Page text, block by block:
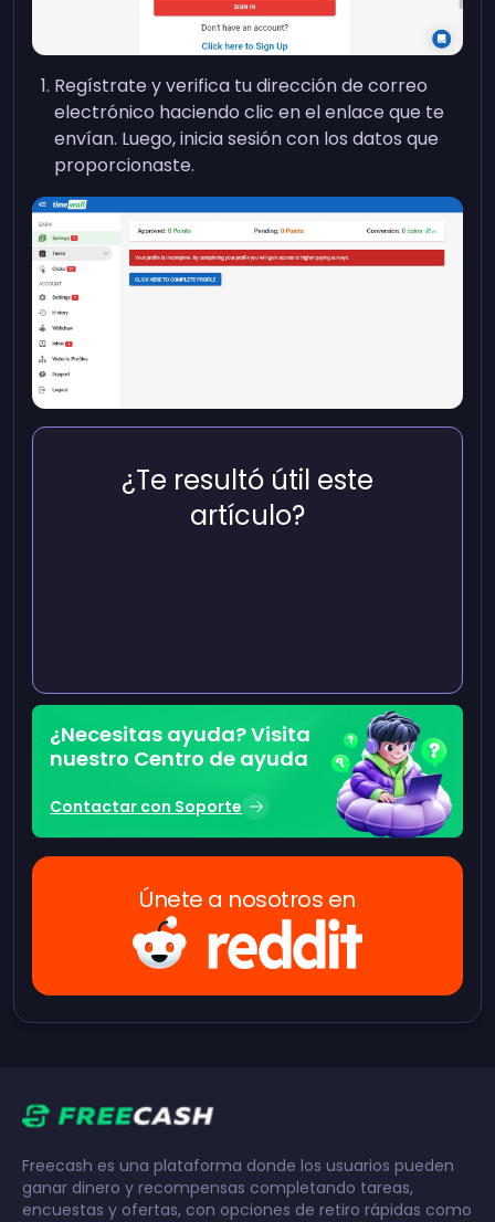
Regístrate y verifica tu dirección de correo
electrónico haciendo clic en el enlace que te
envían. Luego, inicia sesión con los datos que
proporcionaste.
¿Te resultó útil este
artículo?
¿Necesitas ayuda? Visita
nuestro Centro de ayuda
Contactar con Soporte
Únete a nosotros en
Freecash es una plataforma donde los usuarios pueden
ganar dinero y recompensas completando tareas,
encuestas y ofertas, con opciones de retiro rápidas como